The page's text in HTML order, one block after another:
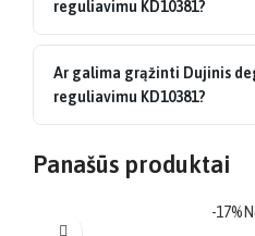
reguliavimu KD10381?
Ar galima grąžinti Dujinis
reguliavimu KD10381?
Panašūs produktai
-17%